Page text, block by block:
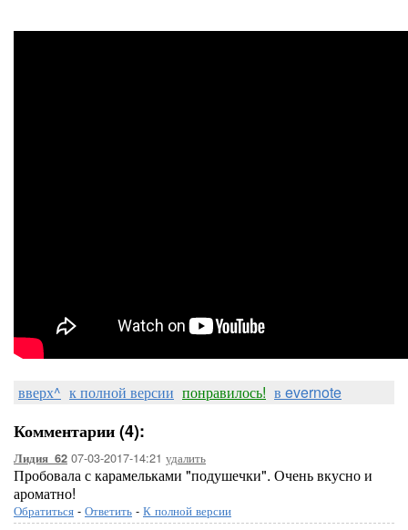
вверх^ к полной версии понравилось! в evernote
Комментарии (4):
Лидия_62 07-03-2017-14:21 удалить
Пробовала с карамельками "подушечки". Очень вкусно и
ароматно!
Обратиться - Ответить - К полной версии